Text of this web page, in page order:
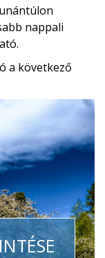
nappali
a következő